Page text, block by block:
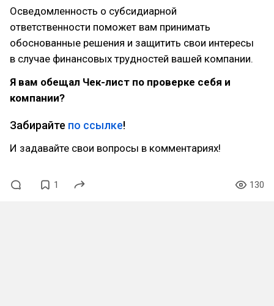
Осведомленность о субсидиарной
ответственности поможет вам принимать
обоснованные решения и защитить свои интересы
в случае финансовых трудностей вашей компании.
Я вам обещал Чек-лист по проверке себя и
компании?
Забирайте по ссылке!
И задавайте свои вопросы в комментариях!
1 130